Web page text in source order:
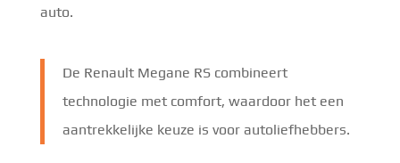
auto.
De Renault Megane RS combineert
technologie met comfort, waardoor het een
aantrekkelijke keuze is voor autoliefhebbers.